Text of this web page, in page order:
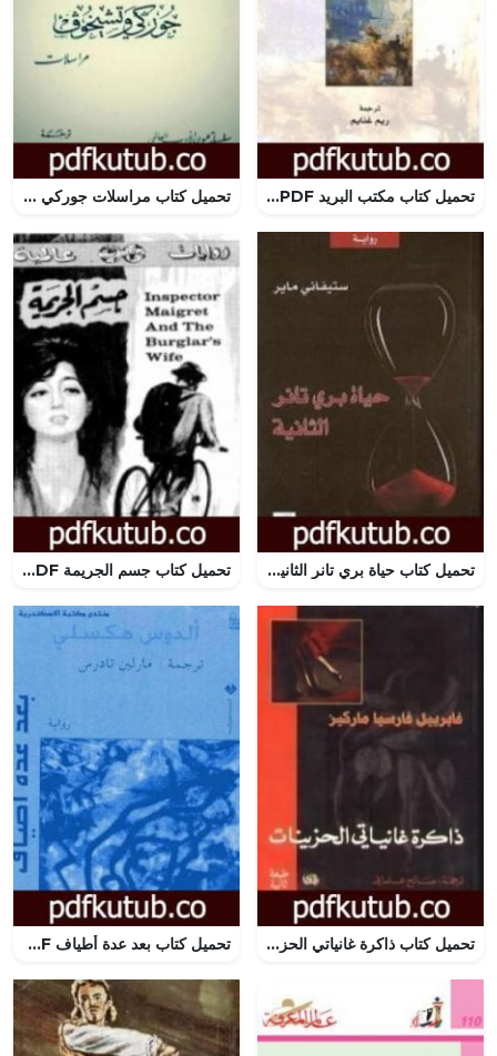
تحميل كتاب مكتب البريد PDF تأليف تشارلز بوكوفسكي مجانا [كامل] تحميل كتاب مراسلات جوركي وتشيخوف PDF تأليف أنطون تشيخوف مجانا [كامل]
تحميل كتاب حياة بري تانر الثانية PDF تأليف ستيفاني ماير مجانا [كامل] تحميل كتاب جسم الجريمة PDF تأليف جورج سيمنون مجانا [كامل]
تحميل كتاب ذاكرة غانياتي الحزينات PDF تأليف غابرييل غارسيا ماركيز مجانا [كامل] تحميل كتاب بعد عدة أطياف PDF تأليف ألدوس هكسلي مجانا [كامل]